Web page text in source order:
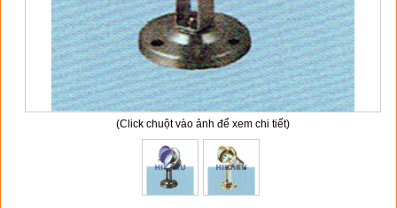
(Click chuột vào ảnh để xem chi tiết)